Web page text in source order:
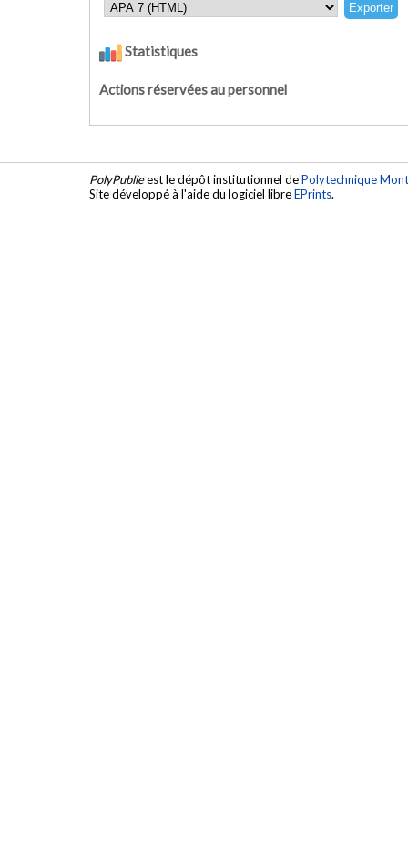
Statistiques
Actions réservées au personnel
PolyPublieest le dépôt institutionnel dePolytechnique
Site développé à l'aide du logiciel libreEPrints.